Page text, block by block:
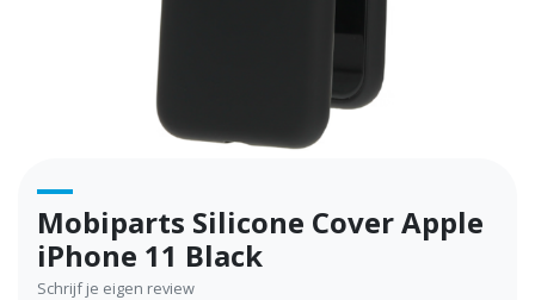
Mobiparts Silicone Cover Apple
iPhone 11 Black
Schrijf je eigen review